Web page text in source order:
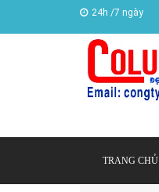
24h /7 ngày
TRANG CHỦ